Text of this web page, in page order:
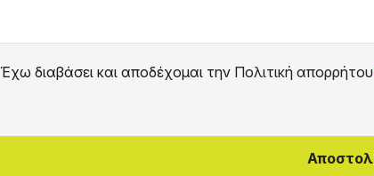
Έχω διαβάσει και αποδέχομαι την Πολιτική απορρήτου